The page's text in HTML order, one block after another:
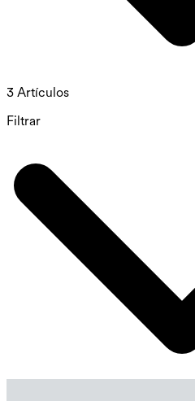
3 Artículos
Filtrar